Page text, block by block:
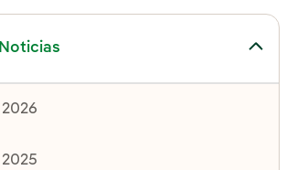
Noticias
Alternar el submenú para Noticias
2026
2025